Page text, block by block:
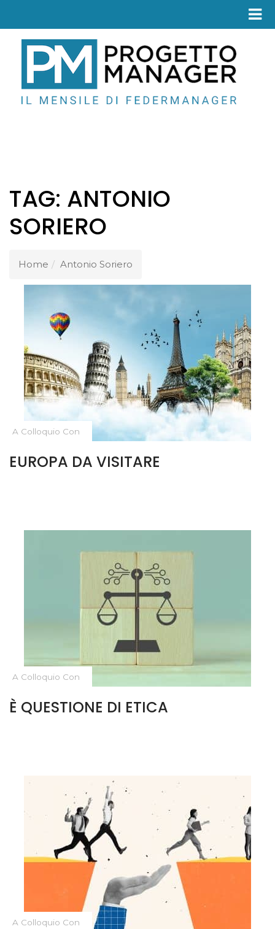
TAG: ANTONIO
SORIERO
Home Antonio Soriero
A Colloquio Con
EUROPA DA VISITARE
A Colloquio Con
È QUESTIONE DI ETICA
A Colloquio Con